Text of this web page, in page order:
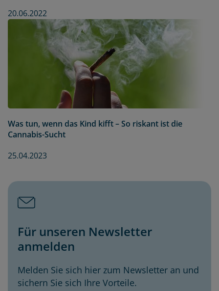
20.06.2022
Was tun, wenn das Kind kifft – So riskant ist die
Cannabis-Sucht
25.04.2023
Für unseren Newsletter
anmelden
Melden Sie sich hier zum Newsletter an und
sichern Sie sich Ihre Vorteile.